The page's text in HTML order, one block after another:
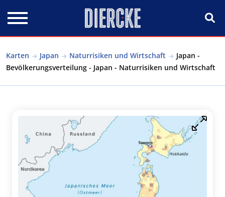
Karten Japan Naturrisiken und Wirtschaft
Japan -
Bevölkerungsverteilung - Japan - Naturrisiken und Wirtschaft